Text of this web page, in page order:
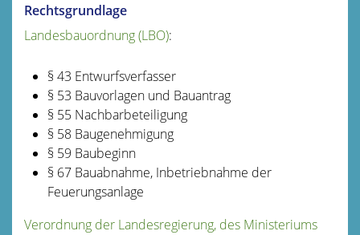
Rechtsgrundlage
Landesbauordnung (LBO):
§ 43 Entwurfsverfasser
§ 53 Bauvorlagen und Bauantrag
§ 55 Nachbarbeteiligung
§ 58 Baugenehmigung
§ 59 Baubeginn
§ 67 Bauabnahme, Inbetriebnahme der
Feuerungsanlage
Verordnung der Landesregierung, des Ministeriums